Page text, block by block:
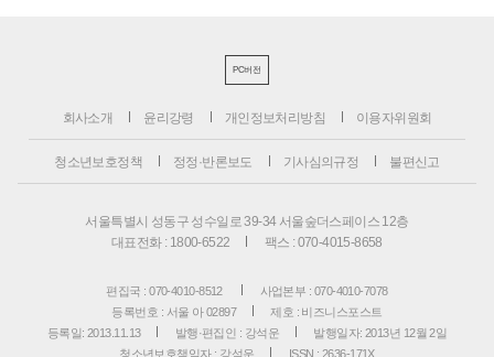
PC버전
회사소개 윤리강령 개인정보처리방침 이용자위원회
청소년보호정책 정정·반론보도 기사심의규정 불편신고
서울특별시 성동구 성수일로 39-34 서울숲더스페이스 12층
대표전화 : 1800-6522
팩스 : 070-4015-8658
편집국 : 070-4010-8512
사업본부 : 070-4010-7078
등록번호 : 서울 아 02897
제호 : 비즈니스포스트
등록일: 2013.11.13
발행·편집인 : 강석운
발행일자: 2013년 12월 2일
청소년보호책임자 : 강석운
ISSN : 2636-171X